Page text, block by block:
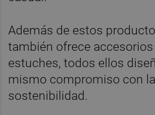
Además de estos
también ofrece
estuches, todos ellos
mismo compromiso con
sostenibilidad.